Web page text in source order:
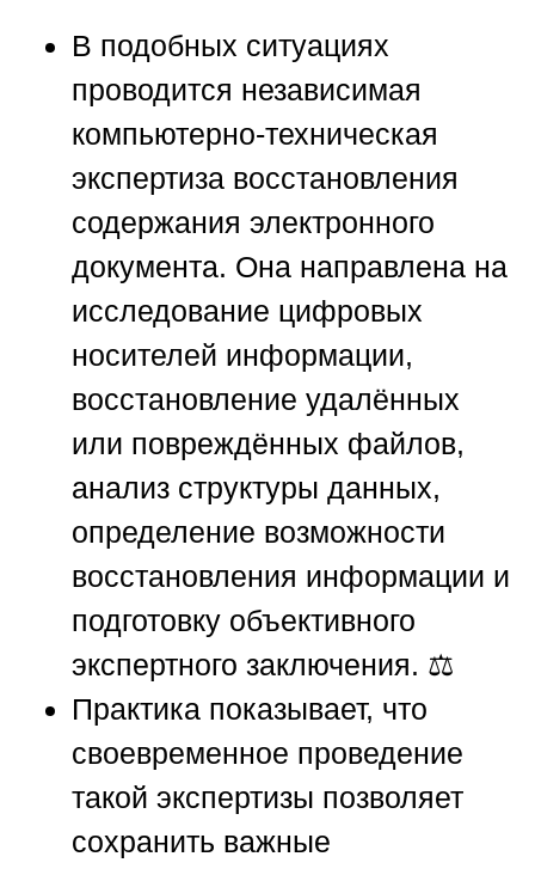
В подобных ситуациях
проводится независимая
компьютерно-техническая
экспертиза восстановления
содержания электронного
документа. Она направлена на
исследование цифровых
носителей информации,
восстановление удалённых
или повреждённых файлов,
анализ структуры данных,
определение возможности
восстановления информации и
подготовку объективного
экспертного заключения. ⚖️
Практика показывает, что
своевременное проведение
такой экспертизы позволяет
сохранить важные